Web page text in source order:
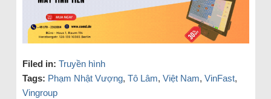
Filed in: Truyền hình
Tags: Phạm Nhật Vượng, Tô Lâm, Việt Nam, VinFast,
Vingroup